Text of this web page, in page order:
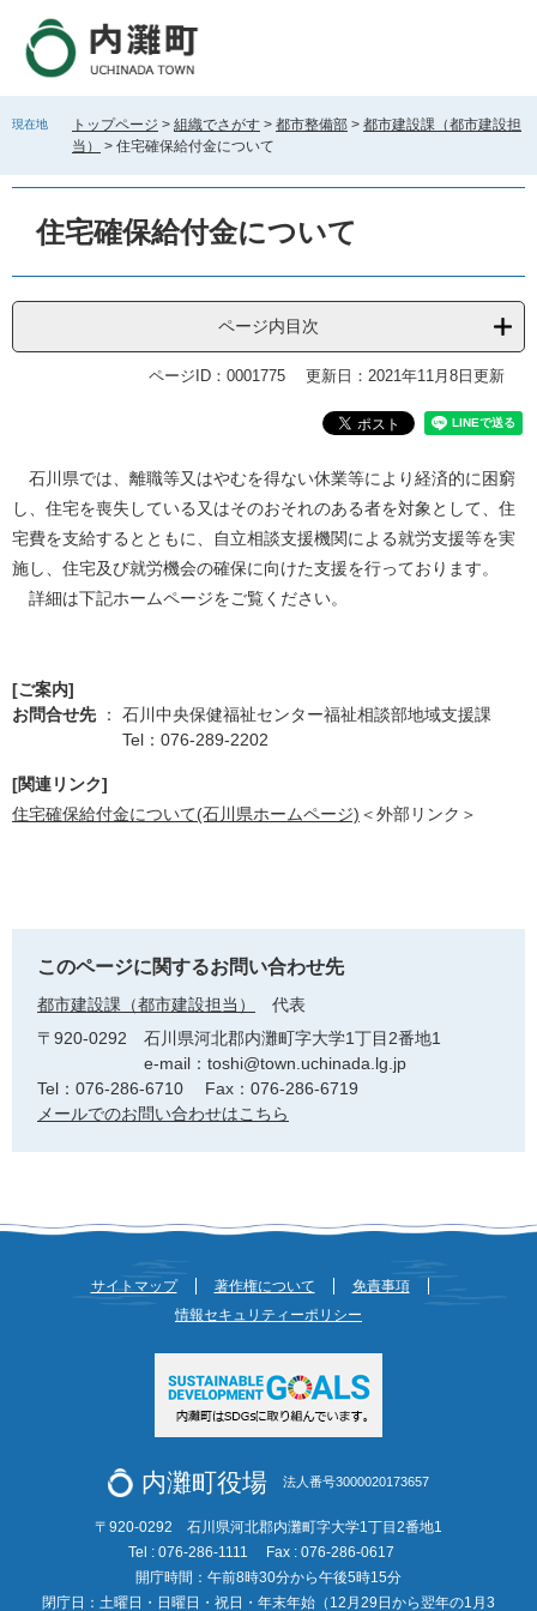
す
し
現在地 トップページ > 組織でさがす > 都市整備部 > 都市建設課（都市建設担
当）
> 住宅確保給付金について
住宅確保給付金について
ページ内目次
ページID：0001775 更新日：2021年11月8日更新
石川県では、離職等又はやむを得ない休業等により経済的に困窮
し、住宅を喪失している又はそのおそれのある者を対象として、住
宅費を支給するとともに、自立相談支援機関による就労支援等を実
施し、住宅及び就労機会の確保に向けた支援を行っております。
詳細は下記ホームページをご覧ください。
[ご案内]
お問合せ先： 石川中央保健福祉センター福祉相談部地域支援課
Tel：076-289-2202
[関連リンク]
住宅確保給付金について(石川県ホームページ) ＜外部リンク＞
このページに関するお問い合わせ先
都市建設課（都市建設担当）
代表
〒920-0292
石川県河北郡内灘町字大学1丁目2番地1
e-mail：toshi@town.uchinada.lg.jp
Tel：076-286-6710
Fax：076-286-6719
メールでのお問い合わせはこちら
サイトマップ 著作権について
免責事項
情報セキュリティーポリシー
内灘町役場 法人番号3000020173657
〒920-0292 石川県河北郡内灘町字大学1丁目2番地1
Tel : 076-286-1111
Fax : 076-286-0617
開庁時間：午前8時30分から午後5時15分
閉庁日：土曜日・日曜日・祝日・年末年始（12月29日から翌年の1月3